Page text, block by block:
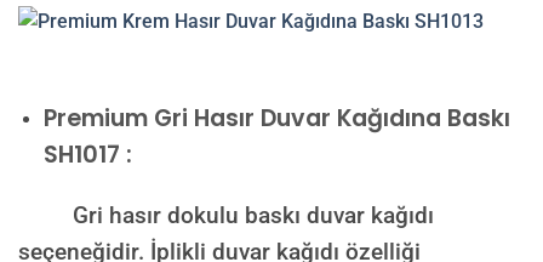
Premium Gri Hasır Duvar Kağıdına Baskı
SH1017 :
Gri hasır dokulu baskı duvar kağıdı
seçeneğidir. İplikli duvar kağıdı özelliği